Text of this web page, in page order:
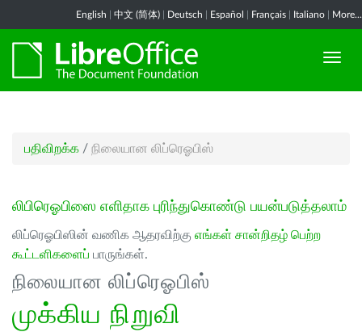
English 中文 (简体) Deutsch Español Français Italiano More...
பதிவிறக்க / நிலையான லிப்ரெஓபிஸ்
லிபிரெஓபிஸை எளிதாக புரிந்துகொண்டு பயன்படுத்தலாம்
லிப்ரெஓபிஸின் வணிக ஆதரவிற்கு எங்கள் சான்றிதழ் பெற்ற
கூட்டளிகளைப் பாருங்கள்.
நிலையான லிப்ரெஓபிஸ்
முக்கிய நிறுவி